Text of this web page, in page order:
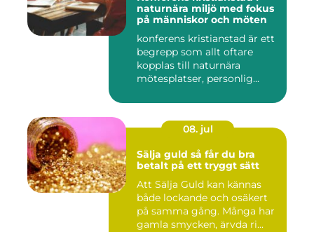
naturnära miljö med fokus
på människor och möten
konferens kristianstad är ett
begrepp som allt oftare
kopplas till naturnära
mötesplatser, personlig...
08. jul
Sälja guld så får du bra
betalt på ett tryggt sätt
Att Sälja Guld kan kännas
både lockande och osäkert
på samma gång. Många har
gamla smycken, ärvda ri...